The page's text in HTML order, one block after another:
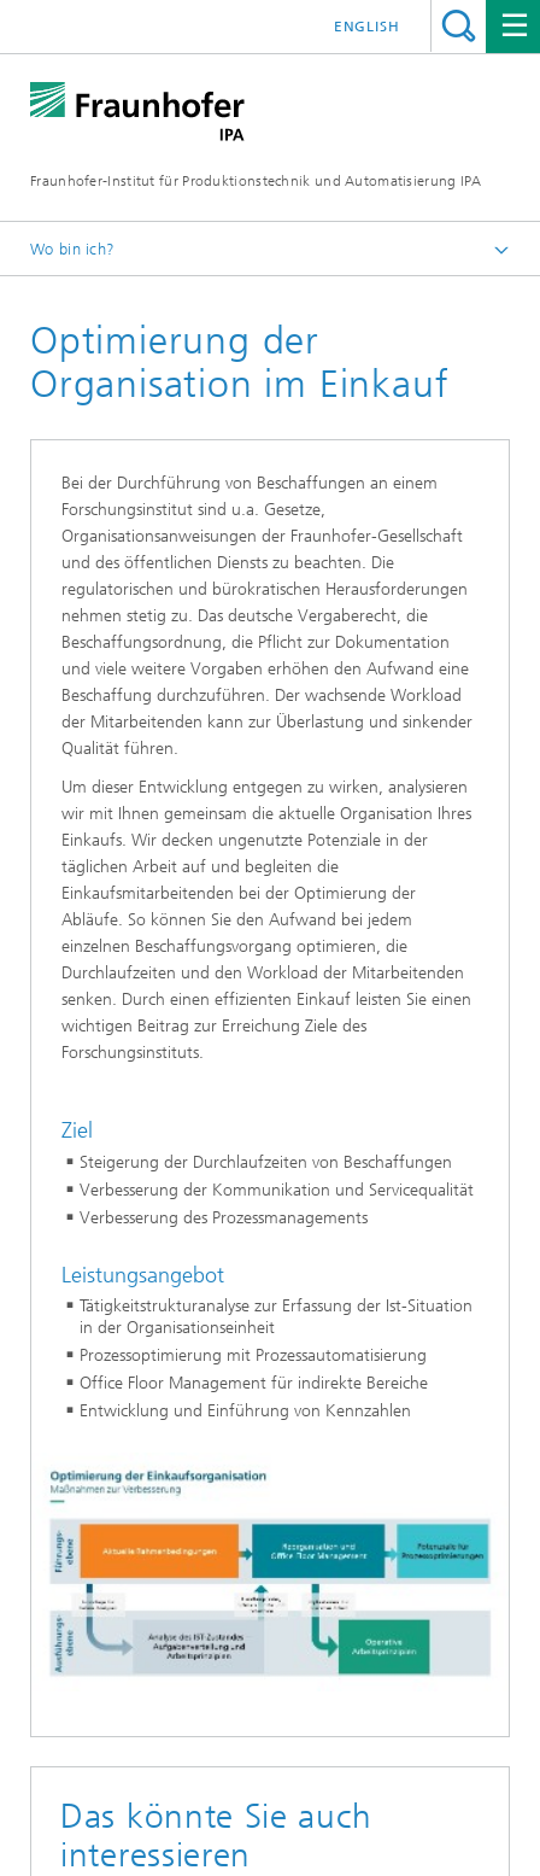
Fraunhofer-Institut für Produktionstechnik und Automatisierung IPA
ENGLISH
Wo bin ich?
Aktuelle Forschung
Unternehmensstrategie und -entwicklung
Optimierung der
Organisation im Einkauf
Bei der Durchführung von Beschaffungen an einem
Forschungsinstitut sind u.a. Gesetze,
Organisationsanweisungen der Fraunhofer-Gesellschaft
und des öffentlichen Diensts zu beachten. Die
regulatorischen und bürokratischen Herausforderungen
nehmen stetig zu. Das deutsche Vergaberecht, die
Beschaffungsordnung, die Pflicht zur Dokumentation
und viele weitere Vorgaben erhöhen den Aufwand eine
Beschaffung durchzuführen. Der wachsende Workload
der Mitarbeitenden kann zur Überlastung und sinkender
Qualität führen.
Um dieser Entwicklung entgegen zu wirken, analysieren
wir mit Ihnen gemeinsam die aktuelle Organisation Ihres
Einkaufs. Wir decken ungenutzte Potenziale in der
täglichen Arbeit auf und begleiten die
Einkaufsmitarbeitenden bei der Optimierung der
Abläufe. So können Sie den Aufwand bei jedem
einzelnen Beschaffungsvorgang optimieren, die
Durchlaufzeiten und den Workload der Mitarbeitenden
senken. Durch einen effizienten Einkauf leisten Sie einen
wichtigen Beitrag zur Erreichung Ziele des
Forschungsinstituts.
Ziel
Steigerung der Durchlaufzeiten von Beschaffungen
Verbesserung der Kommunikation und Servicequalität
Verbesserung des Prozessmanagements
Leistungsangebot
Tätigkeitstrukturanalyse zur Erfassung der Ist-Situation
in der Organisationseinheit
Prozessoptimierung mit Prozessautomatisierung
Office Floor Management für indirekte Bereiche
Entwicklung und Einführung von Kennzahlen
Das könnte Sie auch
interessieren